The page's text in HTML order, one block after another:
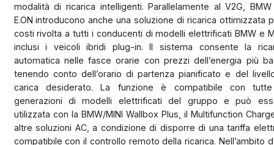
modalità di ricarica intelligenti. Parallelamente al V2G,
E.ON introducono anche una soluzione di ricarica ottimizzata
costi rivolta a tutti i conducenti di modelli elettrificati BMW e
inclusi i veicoli ibridi plug-in. Il sistema consente la
automatica nelle fasce orarie con prezzi dell’energia più
tenendo conto dell’orario di partenza pianificato e del
carica desiderato. La funzione è compatibile con
generazioni di modelli elettrificati del gruppo e può
utilizzata con la BMW/MINI Wallbox Plus, il Multifunction
altre soluzioni AC, a condizione di disporre di una tariffa
compatibile con il controllo remoto della ricarica. Nell’ambito